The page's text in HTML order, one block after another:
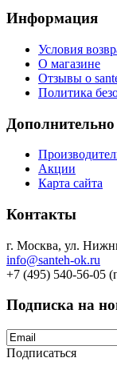
Информация
Условия
О магазине
Отзывы о
Политика
Дополнительно
Акции
Карта сайта
Контакты
г. Москва, ул.
info@santeh-ok.ru
+7 (495) 540-56-05
Подписка на
Подписаться